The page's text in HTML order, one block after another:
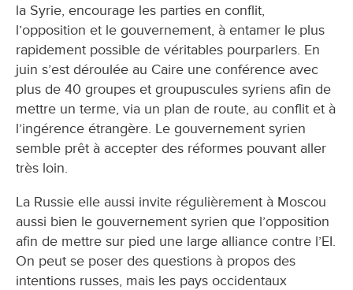
la Syrie, encourage les parties en conflit,
l’opposition et le gouvernement, à entamer le plus
rapidement possible de véritables pourparlers. En
juin s’est déroulée au Caire une conférence avec
plus de 40 groupes et groupuscules syriens afin de
mettre un terme, via un plan de route, au conflit et à
l’ingérence étrangère. Le gouvernement syrien
semble prêt à accepter des réformes pouvant aller
très loin.
La Russie elle aussi invite régulièrement à Moscou
aussi bien le gouvernement syrien que l’opposition
afin de mettre sur pied une large alliance contre l’EI.
On peut se poser des questions à propos des
intentions russes, mais les pays occidentaux